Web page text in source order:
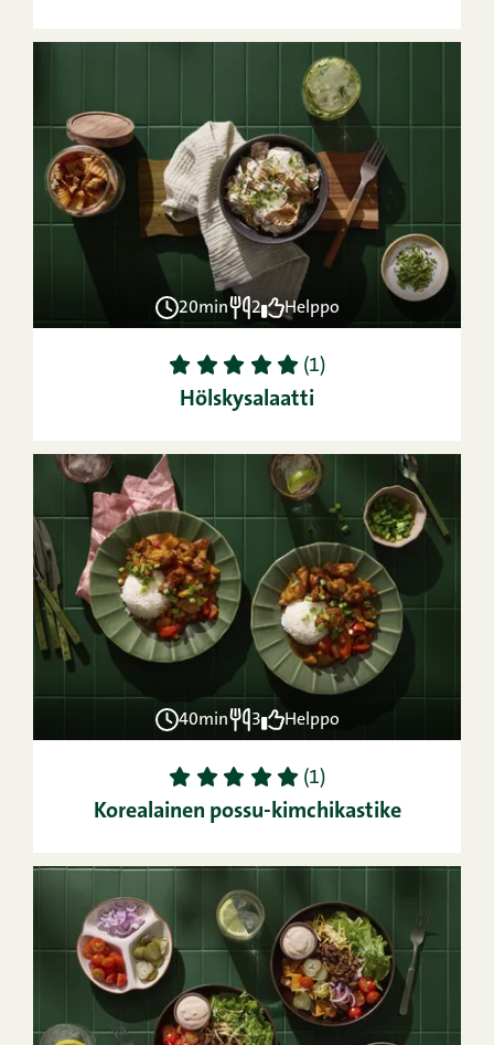
20min 2 Helppo
1 2 3 4 5 (1)
Hölskysalaatti
40min 3 Helppo
1 2 3 4 5 (1)
Korealainen possu-kimchikastike